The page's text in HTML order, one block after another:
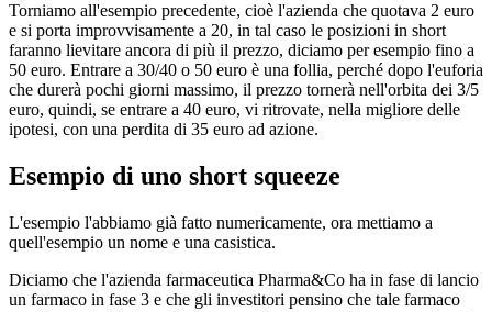
Torniamo all'esempio precedente, cioè l'azienda che quotava 2 euro
e si porta improvvisamente a 20, in tal caso le posizioni in short
faranno lievitare ancora di più il prezzo, diciamo per esempio fino a
50 euro. Entrare a 30/40 o 50 euro è una follia, perché dopo l'euforia
che durerà pochi giorni massimo, il prezzo tornerà nell'orbita dei 3/5
euro, quindi, se entrare a 40 euro, vi ritrovate, nella migliore delle
ipotesi, con una perdita di 35 euro ad azione.
Esempio di uno short squeeze
L'esempio l'abbiamo già fatto numericamente, ora mettiamo a
quell'esempio un nome e una casistica.
Diciamo che l'azienda farmaceutica Pharma&Co ha in fase di lancio
un farmaco in fase 3 e che gli investitori pensino che tale farmaco